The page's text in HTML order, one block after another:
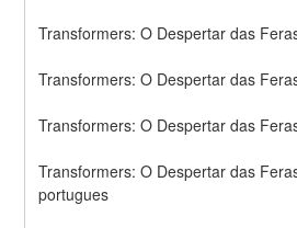
Transformers: O Despertar das
Transformers: O Despertar das
Transformers: O Despertar das
Transformers: O Despertar das
portugues